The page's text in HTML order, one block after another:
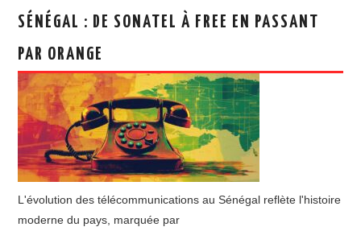
SÉNÉGAL : DE SONATEL À FREE EN PASSANT
PAR ORANGE
L'évolution des télécommunications au Sénégal reflète l'histoire
moderne du pays, marquée par